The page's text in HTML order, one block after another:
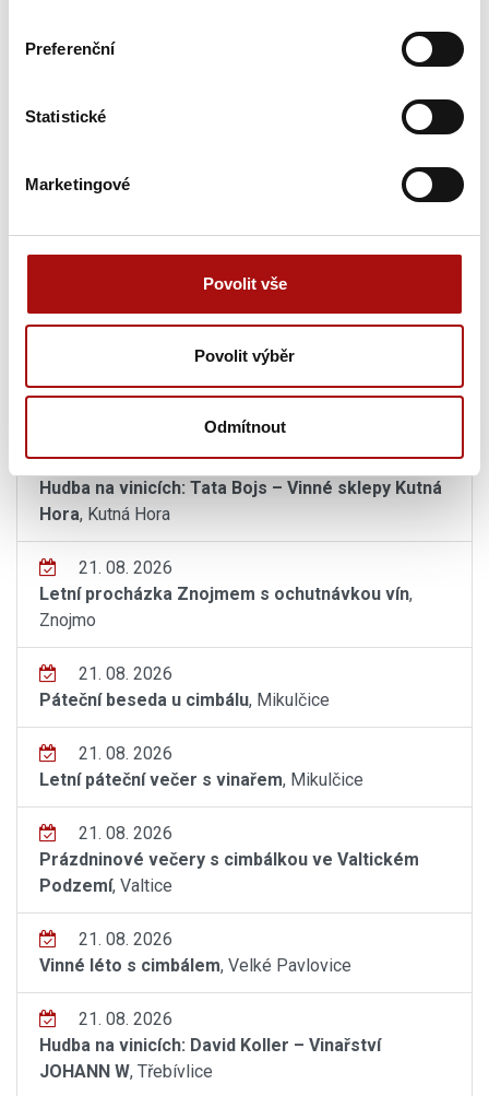
Preferenční
Statistické
Marketingové
Povolit vše
Povolit výběr
Odmítnout
20. 08. 2026
,
Letní festival vín VOC Hustopečsko
, Hustopeče
20. 08. 2026
Sunset degustace na Rajské, Znojmo
Pátek, 21. 08. 2026
21. 08. 2026
21. 08. 2026
Hudba na vinicích: Tata Bojs – Vinné sklepy Kutná
Hora, Kutná Hora
21. 08. 2026
Letní procházka Znojmem s ochutnávkou vín,
Znojmo
21. 08. 2026
Páteční beseda u cimbálu, Mikulčice
21. 08. 2026
Letní páteční večer s vinařem, Mikulčice
21. 08. 2026
Prázdninové večery s cimbálkou ve Valtickém
Podzemí, Valtice
21. 08. 2026
Vinné léto s cimbálem, Velké Pavlovice
21. 08. 2026
Hudba na vinicích: David Koller – Vinařství
JOHANN W, Třebívlice